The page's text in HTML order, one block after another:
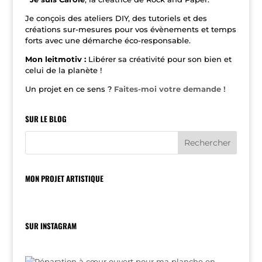
v
e
:
Je conçois des ateliers DIY, des tutoriels et des
créations sur-mesures pour vos évènements et temps
forts avec une démarche éco-responsable.
Mon leitmotiv : Libérer sa créativité pour son bien et
celui de la planète !
Un projet en ce sens ? Faites-moi votre demande !
SUR LE BLOG
MON PROJET ARTISTIQUE
SUR INSTAGRAM